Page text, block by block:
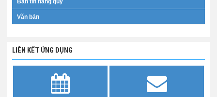
Văn bản
LIÊN KẾT ỨNG DỤNG